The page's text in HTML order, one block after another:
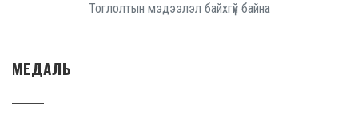
Тоглолтын мэдээлэл байхгүй байна
МЕДАЛЬ